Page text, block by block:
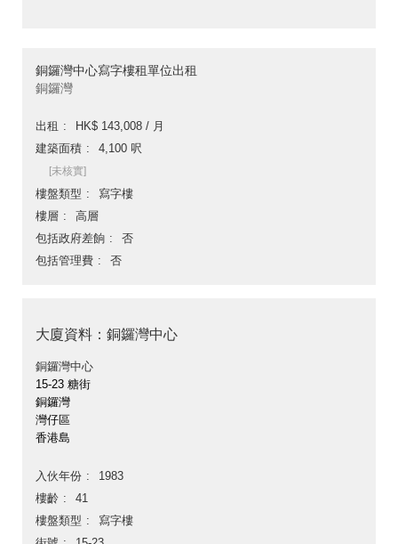
銅鑼灣中心寫字樓租單位出租
銅鑼灣
出租
HK$ 143,008 / 月
建築面積
4,100 呎
[未核實]
樓盤類型
寫字樓
樓層
高層
包括政府差餉
否
包括管理費
否
大廈資料：銅鑼灣中心
銅鑼灣中心
15-23 糖街
銅鑼灣
灣仔區
香港島
入伙年份
1983
樓齡
41
樓盤類型
寫字樓